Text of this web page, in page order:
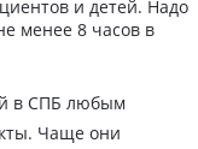
и детей. Надо
менее 8 часов в
в СПБ любым
Чаще они